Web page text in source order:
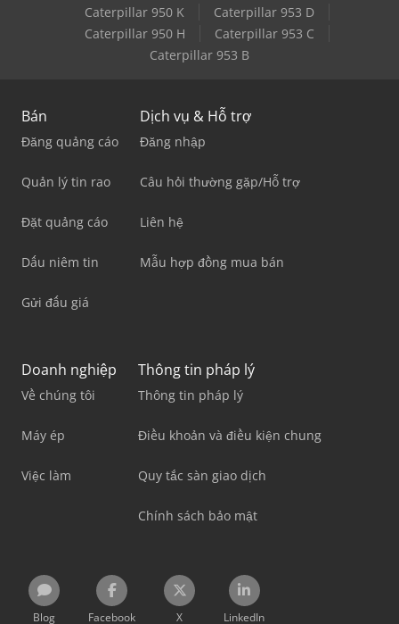
Caterpillar 950 K
Caterpillar 953 D
Caterpillar 950 H
Caterpillar 953 C
Caterpillar 953 B
Bán
Đăng quảng cáo
Quản lý tin rao
Đặt quảng cáo
Dấu niêm tin
Gửi đấu giá
Dịch vụ & Hỗ trợ
Đăng nhập
Câu hỏi thường gặp/Hỗ trợ
Liên hệ
Mẫu hợp đồng mua bán
Doanh nghiệp
Về chúng tôi
Máy ép
Việc làm
Thông tin pháp lý
Thông tin pháp lý
Điều khoản và điều kiện chung
Quy tắc sàn giao dịch
Chính sách bảo mật
Blog Facebook X LinkedIn